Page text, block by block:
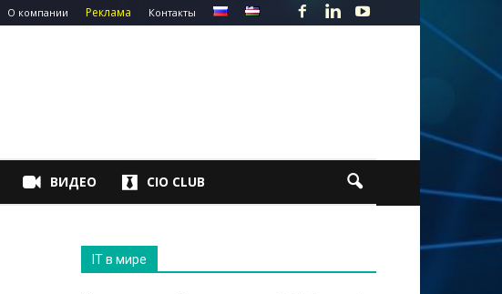
О компании Реклама Контакты
ВИДЕО CIO CLUB
IT в мире